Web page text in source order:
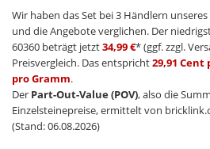
Wir haben das Set bei 3 Händlern
und die Angebote verglichen. Der
60360 beträgt jetzt34,99 €* (ggf. zzgl.
Preisvergleich. Das entspricht29,91 Cent
pro Gramm.
Der Part-Out-Value (POV), also die
Einzelsteinepreise, ermittelt von
(Stand: 06.08.2026)